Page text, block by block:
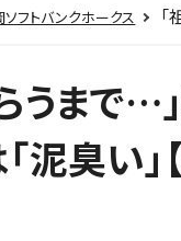
フトバンクホークス 「
うまで
泥臭い